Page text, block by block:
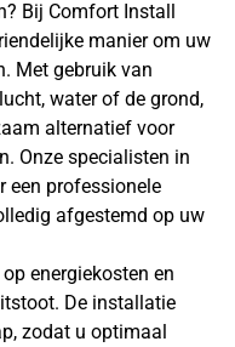
Bij Comfort Install
manier om uw
Met gebruik van
water of de grond,
alternatief voor
Onze specialisten in
een professionele
afgestemd op uw
energiekosten en
De installatie
zodat u optimaal